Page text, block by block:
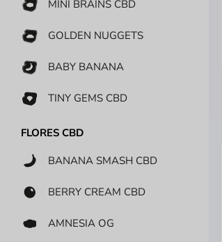
MINI BRAINS CBD
GOLDEN NUGGETS
BABY BANANA
TINY GEMS CBD
FLORES CBD
BANANA SMASH CBD
BERRY CREAM CBD
AMNESIA OG